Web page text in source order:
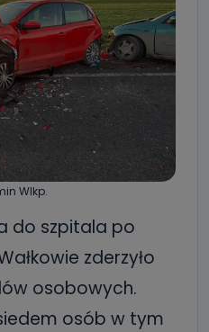
Wlkp.
do szpitala po
zderzyło
osobowych.
osób w tym